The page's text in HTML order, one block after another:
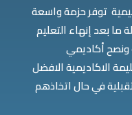
توفر حزمة واسعة
بعد إنهاء التعليم
ونصح أكاديمي
الاكاديمية الافضل
في حال اتخاذهم